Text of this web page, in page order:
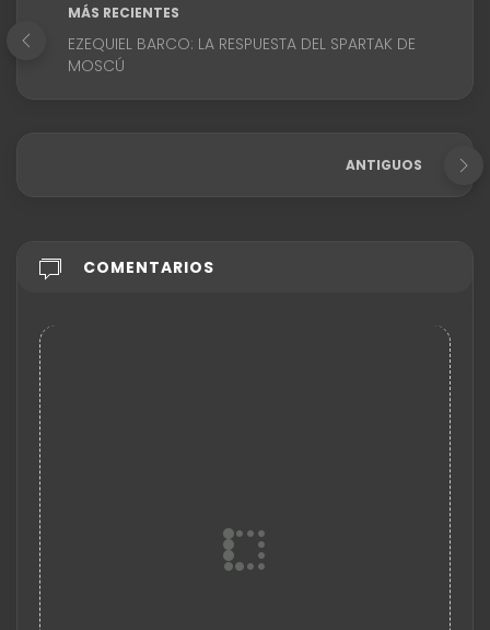
MÁS RECIENTES
EZEQUIEL BARCO: LA RESPUESTA DEL SPARTAK DE
MOSCÚ
ANTIGUOS
COMENTARIOS